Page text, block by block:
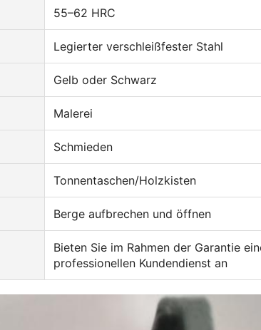
55–62 HRC
Legierter verschleißfester Stahl
Gelb oder Schwarz
Malerei
Schmieden
Tonnentaschen/Holzkisten
Berge aufbrechen und öffnen
Bieten Sie im Rahmen der Garantie
professionellen Kundendienst an